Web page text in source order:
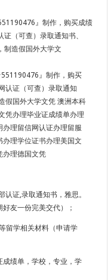
』制作，购买成绩
（可查）录取通知书、
制造假国外大学文
』制作，购买
认证（可查）录取通知
假国外大学文凭 澳洲本科
凭办理毕业证成绩单办理
理留信网认证办理留服
理学位证书办理美国文
办理德国文凭
证,录取通知书，雅思。
友一份完美交代）；
留学相关材料（申请学
绩单，学校，专业，学